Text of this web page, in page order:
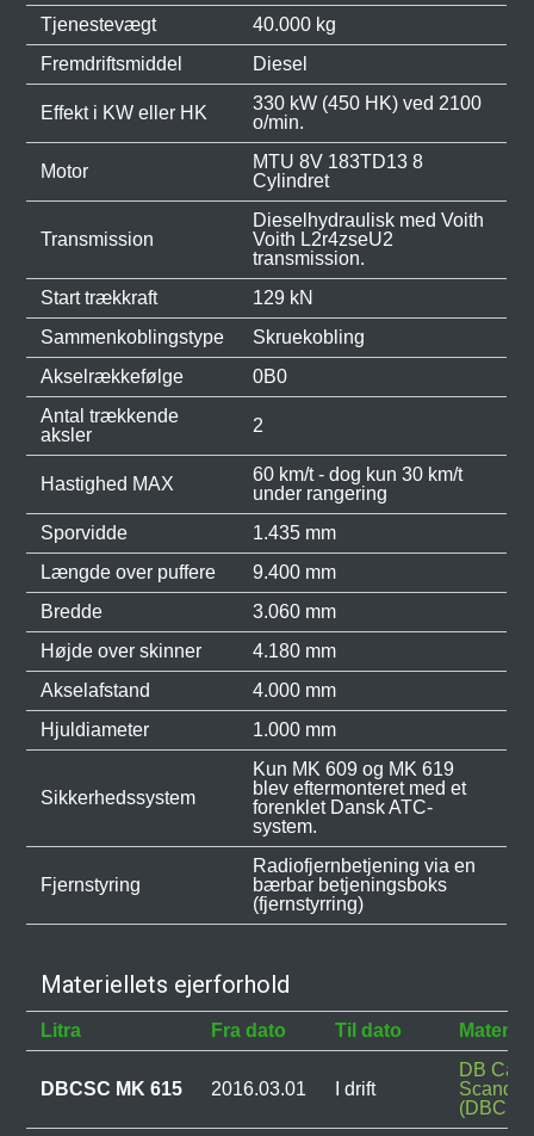
Tjenestevægt
40.000 kg
Fremdriftsmiddel
Diesel
Effekt i KW eller HK
330 kW (450 HK) ved 2100
o/min.
Motor
MTU 8V 183TD13 8
Cylindret
Transmission
Dieselhydraulisk med Voith
Voith L2r4zseU2
transmission.
Start trækkraft
129 kN
Sammenkoblingstype
Skruekobling
Akselrækkefølge
0B0
Antal trækkende
aksler
2
Hastighed MAX
60 km/t - dog kun 30 km/t
under rangering
Sporvidde
1.435 mm
Længde over puffere
9.400 mm
Bredde
3.060 mm
Højde over skinner
4.180 mm
Akselafstand
4.000 mm
Hjuldiameter
1.000 mm
Sikkerhedssystem
Kun MK 609 og MK 619
blev eftermonteret med et
forenklet Dansk ATC-
system.
Fjernstyring
Radiofjernbetjening via en
bærbar betjeningsboks
(fjernstyrring)
Materiellets ejerforhold
Litra Fra dato Til dato
DBCSC MK 615 2016.03.01 I drift
DB